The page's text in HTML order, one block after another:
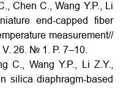
Chen C., Wang Y.P., Li
end-capped fiber
measurement//
V. 26. № 1. P. 7–10.
C., Wang Y.P., Li Z.Y.,
silica diaphragm-based